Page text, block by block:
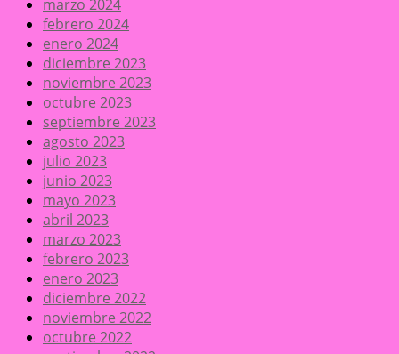
marzo 2024
febrero 2024
enero 2024
diciembre 2023
noviembre 2023
octubre 2023
septiembre 2023
agosto 2023
julio 2023
junio 2023
mayo 2023
abril 2023
marzo 2023
febrero 2023
enero 2023
diciembre 2022
noviembre 2022
octubre 2022